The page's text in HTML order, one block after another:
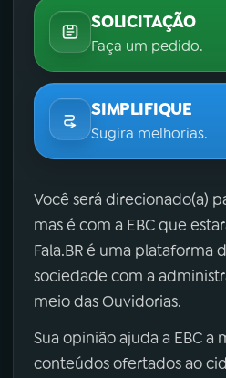
SOLICITAÇÃO
Faça um pedido.
SIMPLIFIQUE
Sugira melhorias.
Você será direcionado(a)
mas é com a EBC que
Fala.BR é uma plataforma
sociedade com a
meio das Ouvidorias.
Sua opinião ajuda a EBC a
conteúdos ofertados ao